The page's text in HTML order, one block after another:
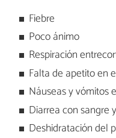
Fiebre
Poco ánimo
Respiración
Falta de apetito en
Náuseas y vómitos
Diarrea con sangre
Deshidratación del